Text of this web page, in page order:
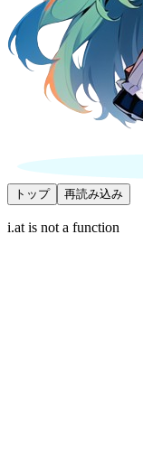
トップ 再読み込み
i.at is not a function